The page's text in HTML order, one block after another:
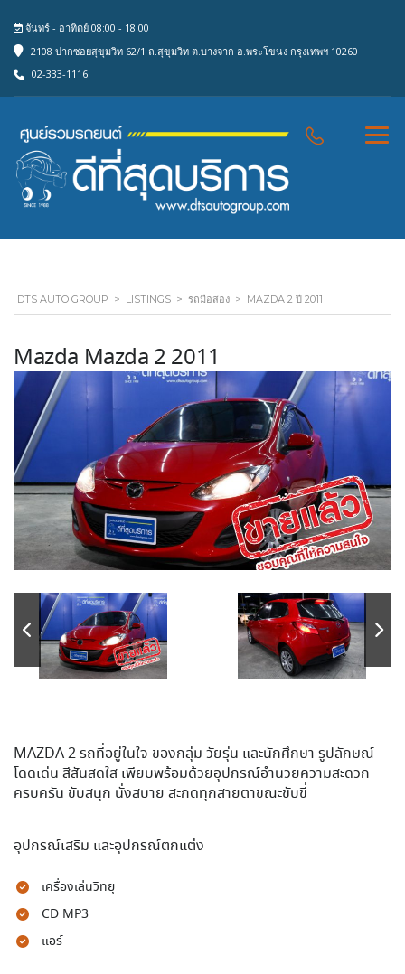
จันทร์ - อาทิตย์ 08:00 - 18:00
2108 ปากซอยสุขุมวิท 62/1 ถ.สุขุมวิท ต.บางจาก อ.พระโขนง กรุงเทพฯ 10260
02-333-1116
DTS AUTO GROUP > LISTINGS > รถมือสอง > MAZDA 2 ปี 2011
Mazda Mazda 2 2011
MAZDA 2 รถที่อยู่ในใจ ของกลุ่ม วัยรุ่น และนักศึกษา รูปลักษณ์
โดดเด่น สีสันสดใส เพียบพร้อมด้วยอุปกรณ์อำนวยความสะดวก
ครบครัน ขับสนุก นั่งสบาย สะกดทุกสายตาขณะขับขี่
อุปกรณ์เสริม และอุปกรณ์ตกแต่ง
เครื่องเล่นวิทยุ
CD MP3
แอร์